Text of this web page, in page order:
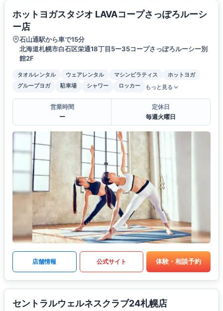
ホットヨガスタジオ LAVAコープさっぽろルーシ
ー店
石山通駅から車で15分
北海道札幌市白石区栄通18丁目5ー35コープさっぽろルーシー別
館2F
タオルレンタル ウェアレンタル マシンピラティス
ホットヨガ
グループヨガ
駐車場 シャワー ロッカー もっと見る
営業時間
ー
定休日
毎週火曜日
店舗情報 公式サイト 体験・相談予約
セントラルウェルネスクラブ24札幌店